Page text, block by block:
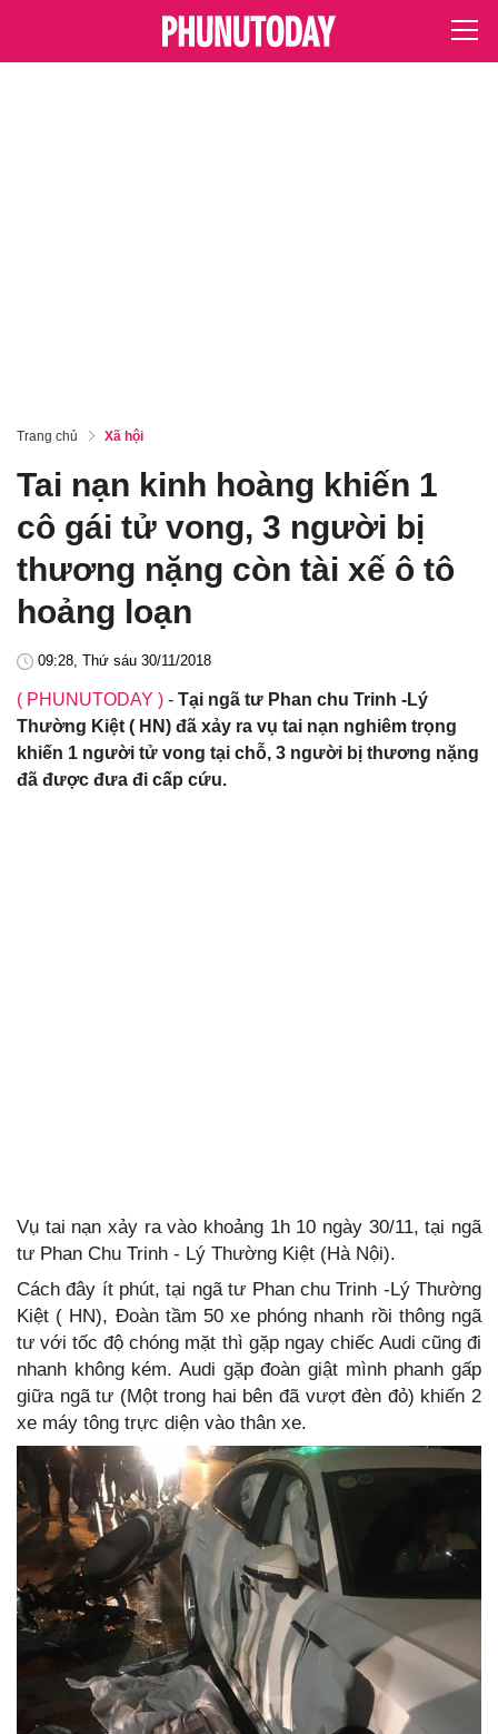
Trang chủ Xã hội
Tai nạn kinh hoàng khiến 1
cô gái tử vong, 3 người bị
thương nặng còn tài xế ô tô
hoảng loạn
09:28, Thứ sáu 30/11/2018
( PHUNUTODAY ) - Tại ngã tư Phan chu Trinh -Lý
Thường Kiệt ( HN) đã xảy ra vụ tai nạn nghiêm trọng
khiến 1 người tử vong tại chỗ, 3 người bị thương nặng
đã được đưa đi cấp cứu.
Vụ tai nạn xảy ra vào khoảng 1h 10 ngày 30/11, tại ngã
tư Phan Chu Trinh - Lý Thường Kiệt (Hà Nội).
Cách đây ít phút, tại ngã tư Phan chu Trinh -Lý Thường
Kiệt ( HN), Đoàn tầm 50 xe phóng nhanh rồi thông ngã
tư với tốc độ chóng mặt thì gặp ngay chiếc Audi cũng đi
nhanh không kém. Audi gặp đoàn giật mình phanh gấp
giữa ngã tư (Một trong hai bên đã vượt đèn đỏ) khiến 2
xe máy tông trực diện vào thân xe.